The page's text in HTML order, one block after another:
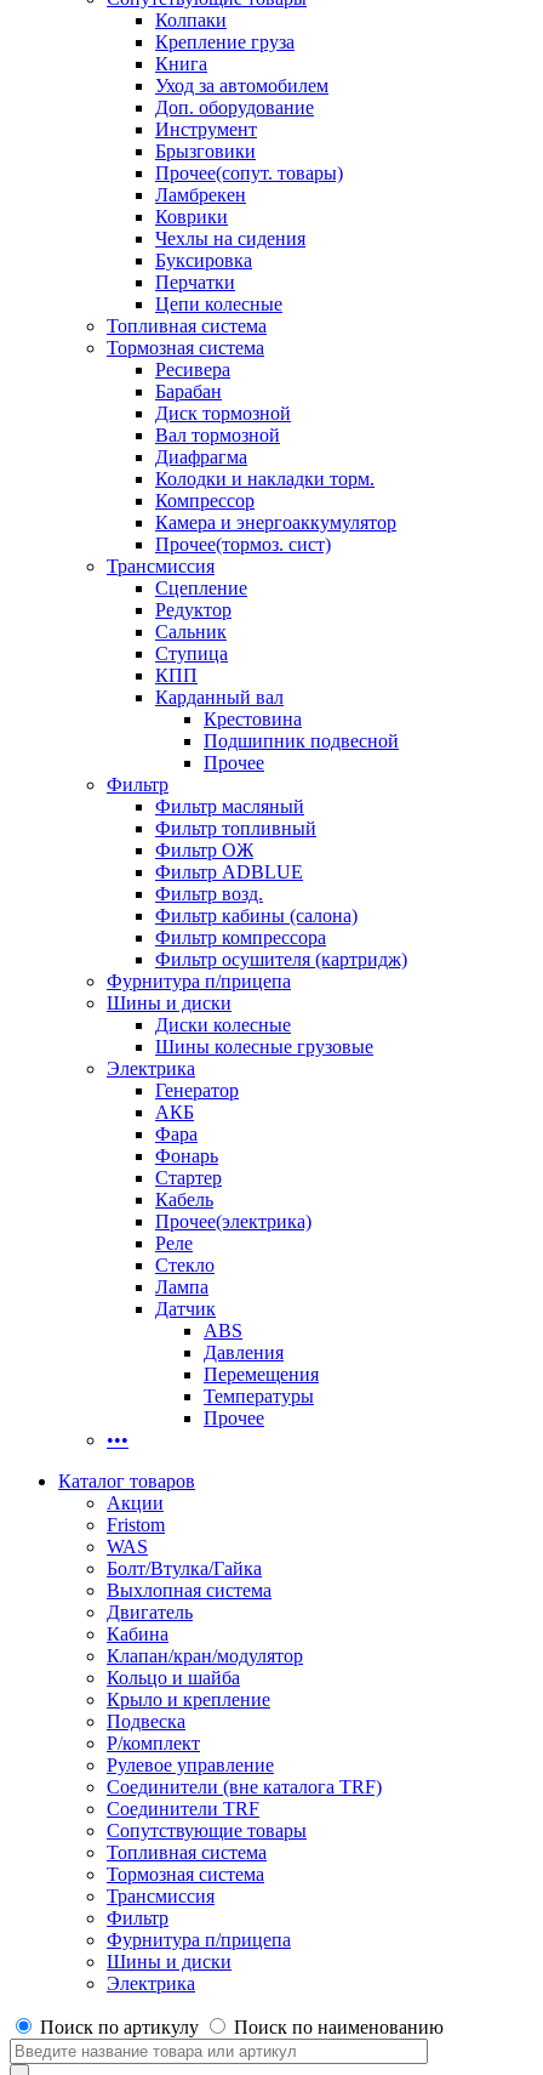
Колпаки
Крепление груза
Книга
Уход за автомобилем
Доп. оборудование
Инструмент
Брызговики
Прочее(сопут. товары)
Ламбрекен
Коврики
Чехлы на сидения
Буксировка
Перчатки
Цепи колесные
Топливная система
Тормозная система
Ресивера
Барабан
Диск тормозной
Вал тормозной
Диафрагма
Колодки и накладки торм.
Компрессор
Камера и энергоаккумулятор
Прочее(тормоз. сист)
Трансмиссия
Сцепление
Редуктор
Сальник
Ступица
КПП
Карданный вал
Крестовина
Подшипник подвесной
Прочее
Фильтр
Фильтр масляный
Фильтр топливный
Фильтр ОЖ
Фильтр ADBLUE
Фильтр возд.
Фильтр кабины (салона)
Фильтр компрессора
Фильтр осушителя (картридж)
Фурнитура п/прицепа
Шины и диски
Диски колесные
Шины колесные грузовые
Электрика
Генератор
АКБ
Фара
Фонарь
Стартер
Кабель
Прочее(электрика)
Реле
Стекло
Лампа
Датчик
ABS
Давления
Перемещения
Температуры
Прочее
•••
Каталог товаров
Акции
Fristom
WAS
Болт/Втулка/Гайка
Выхлопная система
Двигатель
Кабина
Клапан/кран/модулятор
Кольцо и шайба
Крыло и крепление
Подвеска
Р/комплект
Рулевое управление
Соединители (вне каталога TRF)
Соединители TRF
Сопутствующие товары
Топливная система
Тормозная система
Трансмиссия
Фильтр
Фурнитура п/прицепа
Шины и диски
Электрика
Поиск по артикулу Поиск по наименованию